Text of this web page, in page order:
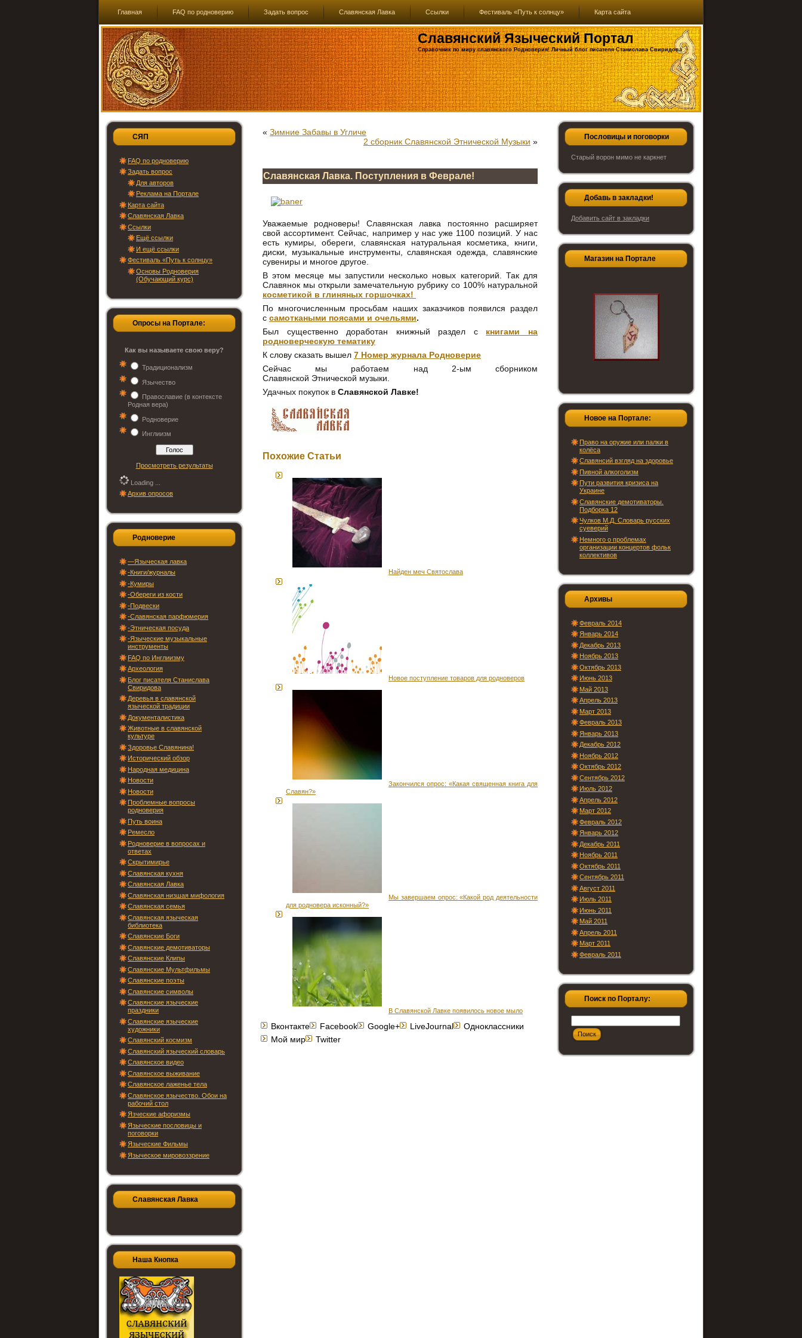
Главная FAQ по родноверию Задать вопрос Славянская Лавка Ссылки Фестиваль «Путь к солнцу» Карта сайта
Славянский Языческий Портал
Справочник по миру славянского Родноверия! Личный блог писателя Станислава Свиридова
СЯП
FAQ по родноверию
Задать вопрос
Для авторов
Реклама на Портале
Карта сайта
Славянская Лавка
Ссылки
Ещё ссылки
И ещё ссылки
Фестиваль «Путь к солнцу»
Основы Родноверия
(Обучающий курс)
Опросы на Портале:
Как вы называете свою веру?
Традиционализм
Язычество
Православие (в контексте
Родная вера)
Родноверие
Инглиизм
Просмотреть результаты
Loading ...
Архив опросов
Родноверие
—Языческая лавка
-Книги/журналы
-Кумиры
-Обереги из кости
-Подвески
-Славянская парфюмерия
-Этническая посуда
-Языческие музыкальные
инструменты
FAQ по Инглиизму
Археология
Блог писателя Станислава
Свиридова
Деревья в славянской
языческой традиции
Документалистика
Животные в славянской
культуре
Здоровье Славянина!
Исторический обзор
Народная медицина
Новости
Новости
Проблемные вопросы
родноверия
Путь воина
Ремесло
Родноверие в вопросах и
ответах
Скрытимирье
Славянская кухня
Славянская Лавка
Славянская низшая мифология
Славянская семья
Славянская языческая
библиотека
Славянские Боги
Славянские демотиваторы
Славянские Клипы
Славянские Мультфильмы
Славянские поэты
Славянские символы
Славянские языческие
праздники
Славянские языческие
художники
Славянский космизм
Славянский языческий словарь
Славянское видео
Славянское выживание
Славянское лаженье тела
Славянское язычество. Обои на
рабочий стол
Язческие афоризмы
Языческие пословицы и
поговорки
Языческие Фильмы
Языческое мировоззрение
Славянская Лавка
Наша Кнопка
« Зимние Забавы в Угличе
2 сборник Славянской Этнической Музыки »
Славянская Лавка. Поступления в Феврале!
Уважаемые родноверы! Славянская лавка постоянно расширяет
свой ассортимент. Сейчас, например у нас уже 1100 позиций. У нас
есть кумиры, обереги, славянская натуральная косметика, книги,
диски, музыкальные инструменты, славянская одежда, славянские
сувениры и многое другое.
В этом месяце мы запустили несколько новых категорий. Так для
Славянок мы открыли замечательную рубрику со 100% натуральной
косметикой в глиняных горшочках!
По многочисленным просьбам наших заказчиков появился раздел
с самоткаными поясами и очельями.
Был существенно доработан книжный раздел с книгами на
родноверческую тематику
К слову сказать вышел 7 Номер журнала Родноверие
Сейчас мы работаем над 2-ым сборником
Славянской Этнической музыки.
Удачных покупок в Славянской Лавке!
Похожие Статьи
Найден меч Святослава
Новое поступление товаров для родноверов
Закончился опрос: «Какая священная книга для
Славян?»
Мы завершаем опрос: «Какой род деятельности
для родновера исконный?»
В Славянской Лавке появилось новое мыло
Вконтакте Facebook Google+ LiveJournal
Одноклассники
Мой мир
Twitter
Пословицы и поговорки
Старый ворон мимо не каркнет
Добавь в закладки!
Добавить сайт в закладки
Магазин на Портале
Новое на Портале:
Право на оружие или палки в
колёса
Славянсий взгляд на здоровье
Пивной алкоголизм
Пути развития кризиса на
Украине
Славянские демотиваторы.
Подборка 12
Чулков М.Д. Словарь русских
суеверий
Немного о проблемах
организации концертов фольк
коллективов
Архивы
Февраль 2014
Январь 2014
Декабрь 2013
Ноябрь 2013
Октябрь 2013
Июнь 2013
Май 2013
Апрель 2013
Март 2013
Февраль 2013
Январь 2013
Декабрь 2012
Ноябрь 2012
Октябрь 2012
Сентябрь 2012
Июль 2012
Апрель 2012
Март 2012
Февраль 2012
Январь 2012
Декабрь 2011
Ноябрь 2011
Октябрь 2011
Сентябрь 2011
Август 2011
Июль 2011
Июнь 2011
Май 2011
Апрель 2011
Март 2011
Февраль 2011
Поиск по Порталу: